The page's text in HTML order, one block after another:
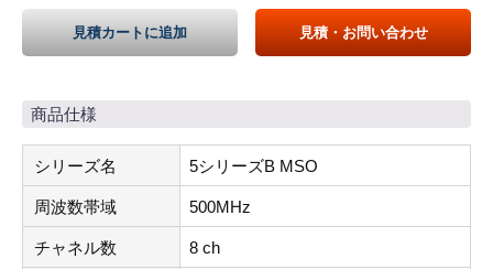
見積カートに追加 見積・お問い合わせ
商品仕様
シリーズ名 5シリーズB MSO
周波数帯域 500MHz
チャネル数 8 ch